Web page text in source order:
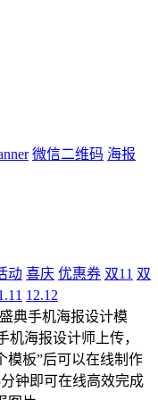
微信二维码 海报
动 喜庆 优惠券 双11 双
12.12
典手机海报设计模
机海报设计师上传，
模板”后可以在线制作
钟即可在线高效完成